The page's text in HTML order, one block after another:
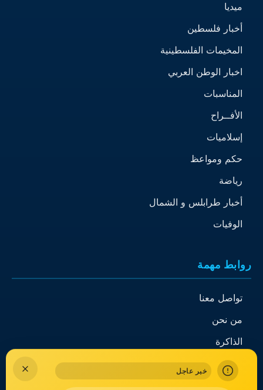
خبر عاجل
ميديا
أخبار فلسطين
المخيمات الفلسطينية
اخبار الوطن العربي
المناسبات
الأفــراح
إسلاميات
حكم ومواعظ
رياضة
أخبار طرابلس و الشمال
الوفيات
روابط مهمة
تواصل معنا
من نحن
الذاكرة